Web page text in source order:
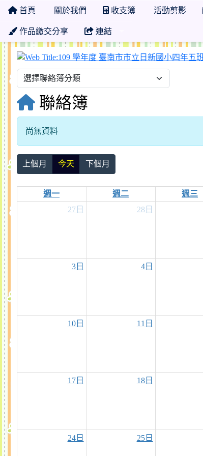
首頁 關於我們 收支簿 活動剪影
作品繳交分享 連結
聯絡簿
尚無資料
上個月 今天 下個月
週一 週二 週三
27日
28日
3日 4日
10日 11日
17日 18日
24日 25日